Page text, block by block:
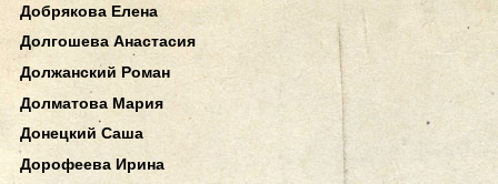
Добрякова Елена
Долгошева Анастасия
Должанский Роман
Долматова Мария
Донецкий Саша
Дорофеева Ирина